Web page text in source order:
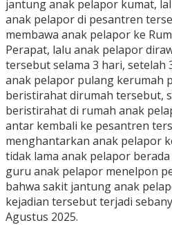
jantung anak pelapor kumat,
anak pelapor di pesantren
membawa anak pelapor ke
Perapat, lalu anak pelapor
tersebut selama 3 hari, setelah
anak pelapor pulang kerumah
beristirahat dirumah tersebut,
beristirahat di rumah anak
antar kembali ke pesantren
menghantarkan anak pelapor
tidak lama anak pelapor
guru anak pelapor menelpon
bahwa sakit jantung anak
kejadian tersebut terjadi
Agustus 2025.